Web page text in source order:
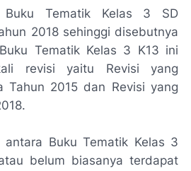
Buku Tematik Kelas 3 SD
2018 sehinggi disebutnya
Tematik Kelas 3 K13 ini
revisi yaitu Revisi yang
Tahun 2015 dan Revisi yang
antara Buku Tematik Kelas 3
belum biasanya terdapat